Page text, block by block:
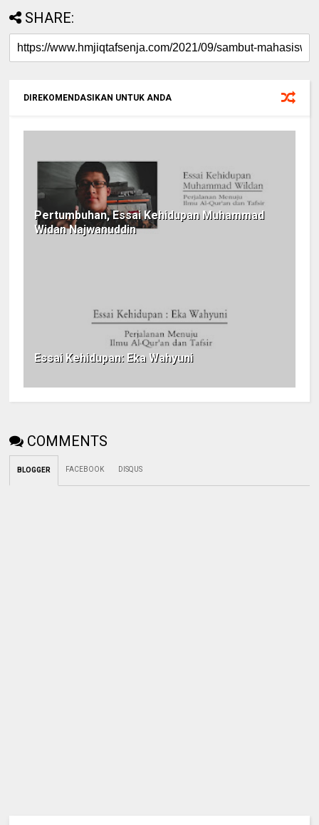
SHARE:
DIREKOMENDASIKAN UNTUK ANDA
Pertumbuhan, Essai Kehidupan Muhammad
Widan Najwanuddin
Essai Kehidupan: Eka Wahyuni
COMMENTS
BLOGGER FACEBOOK DISQUS